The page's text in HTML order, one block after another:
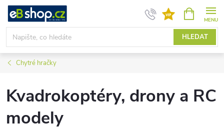
Přejít
obsah
HLEDAT
NÁKUPNÍ
KOŠÍK
Chytré hračky
Kvadrokoptéry, drony a RC
modely